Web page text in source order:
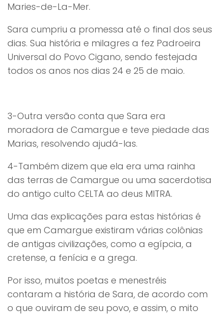
Maries-de-La-Mer.
Sara cumpriu a promessa até o final dos seus
dias. Sua história e milagres a fez Padroeira
Universal do Povo Cigano, sendo festejada
todos os anos nos dias 24 e 25 de maio.
3-Outra versão conta que Sara era
moradora de Camargue e teve piedade das
Marias, resolvendo ajudá-las.
4-Também dizem que ela era uma rainha
das terras de Camargue ou uma sacerdotisa
do antigo culto CELTA ao deus MITRA.
Uma das explicações para estas histórias é
que em Camargue existiram várias colônias
de antigas civilizações, como a egípcia, a
cretense, a fenícia e a grega.
Por isso, muitos poetas e menestréis
contaram a história de Sara, de acordo com
o que ouviram de seu povo, e assim, o mito